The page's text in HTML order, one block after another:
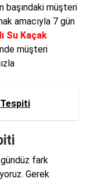
başındaki müşteri
amacıyla 7 gün
Su Kaçak
müşteri
fark
Gerek